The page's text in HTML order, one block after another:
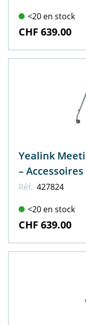
<20 en stock
CHF 639.00
Yealink
–
Réf. 427824
<20 en stock
CHF 639.00